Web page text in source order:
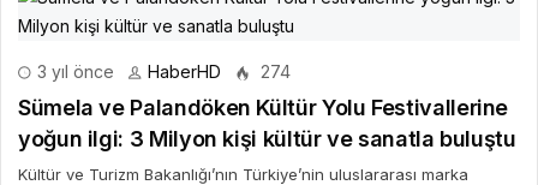
3 yıl önce HaberHD 274
Sümela ve Palandöken Kültür Yolu Festivallerine
yoğun ilgi: 3 Milyon kişi kültür ve sanatla buluştu
Kültür ve Turizm Bakanlığı’nın Türkiye’nin uluslararası marka